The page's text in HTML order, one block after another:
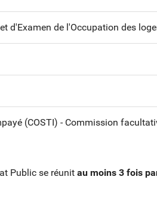
d'Examen de l'Occupation des
(COSTI) - Commission
Public se réunit au moins 3 fois